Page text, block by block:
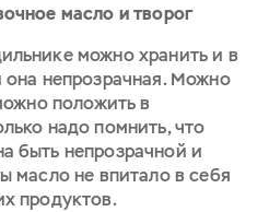
масло и творог
можно хранить и в
она непрозрачная. Можно
положить в
надо помнить, что
быть непрозрачной и
масло не впитало в себя
продуктов.